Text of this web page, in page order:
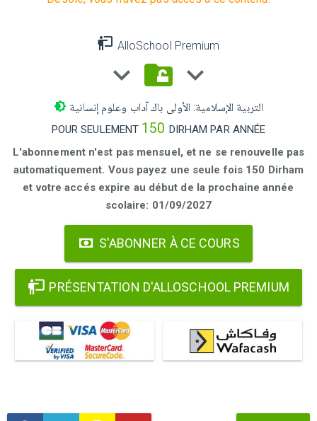
AlloSchool Premium
التربية الإسلامية: الأولى باك آداب وعلوم إنسانية
POUR SEULEMENT 150 DIRHAM PAR ANNÉE
L'abonnement n'est pas mensuel, et ne se renouvelle pas
automatiquement. Vous payez une seule fois 150 Dirham
et votre accés expire au début de la prochaine année
scolaire: 01/09/2027
S'ABONNER À CE COURS
PRÉSENTATION D'ALLOSCHOOL PREMIUM